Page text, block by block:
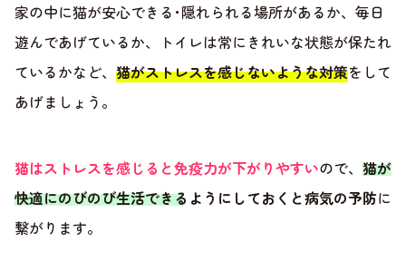
家の中に猫が安心できる･隠れられる場所があるか、毎日
遊んであげているか、トイレは常にきれいな状態が保たれ
ているかなど、 猫がストレスを感じないような対策をして
あげましょう。
猫はストレスを感じると免疫力が下がりやすいので、 猫が
快適にのびのび生活できるようにしておくと病気の予防に
繋がります。